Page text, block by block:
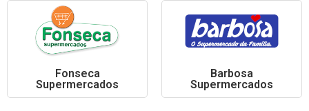
Fonseca
Supermercados
Barbosa
Supermercados